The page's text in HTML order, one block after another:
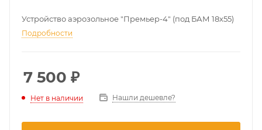
Устройство аэрозольное "Премьер-4" (под БАМ 18х55)
Подробности
7 500 ₽
Нет в наличии Нашли дешевле?